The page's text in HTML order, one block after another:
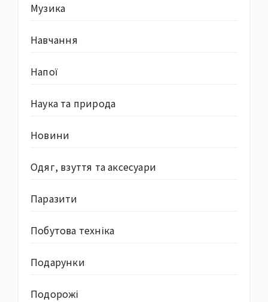
Музика
Навчання
Напої
Наука та природа
Новини
Одяг, взуття та аксесуари
Паразити
Побутова техніка
Подарунки
Подорожі